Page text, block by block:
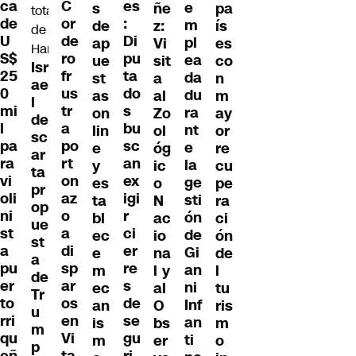
ca
de
U
S$
25
0
mi
l
pa
ra
vi
oli
ni
st
a
pu
er
to
rri
qu
Isr
ae
l
de
sc
ar
ta
pr
op
ue
st
a
de
Tr
u
m
p
C
or
de
ro
fr
us
tr
a
po
rt
on
az
o
a
di
sp
ar
os
en
Vi
s
de
ap
ue
st
as
on
lin
e
y
es
ta
bl
ec
e
m
ec
an
is
m
es
:
Di
pu
ta
do
s
bu
sc
an
ex
igi
r
ci
er
re
s
de
se
gu
ñe
z:
Vi
sit
a
al
Zo
ol
óg
ic
o
N
ac
io
na
l y
al
O
bs
er
e
m
pl
ea
da
du
ra
nt
e
la
ge
sti
ón
de
Gi
an
ni
Inf
an
ti
pa
ís
es
co
n
m
ay
or
re
cu
pe
ra
ci
ón
de
l
tu
ris
m
o